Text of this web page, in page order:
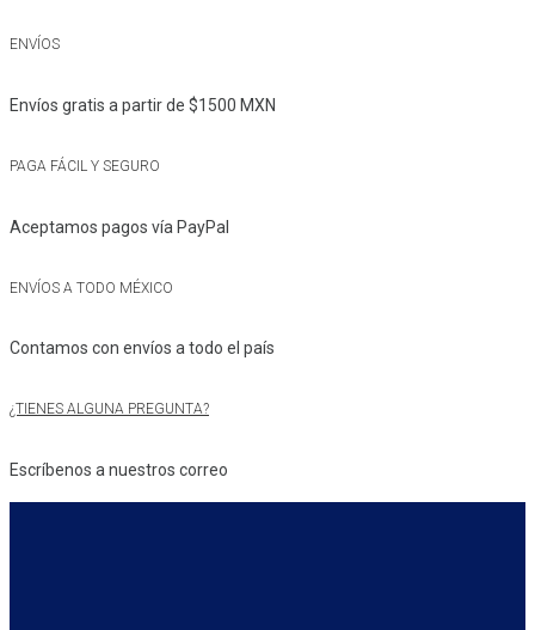
ENVÍOS
Envíos gratis a partir de $1500 MXN
PAGA FÁCIL Y SEGURO
Aceptamos pagos vía PayPal
ENVÍOS A TODO MÉXICO
Contamos con envíos a todo el país
¿TIENES ALGUNA PREGUNTA?
Escríbenos a nuestros correo